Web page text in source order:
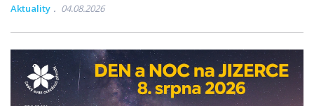
Aktuality 04.08.2026